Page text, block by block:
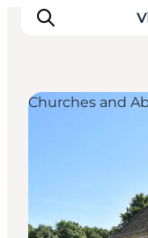
Dove
Churches and